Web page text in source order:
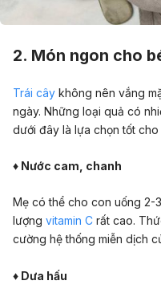
2. Món ngon cho
Trái cây không nên vắng
ngày. Những loại quả có
dưới đây là lựa chọn tốt
♦ Nước cam, chanh
Mẹ có thể cho con uống 2-
lượng vitamin C rất cao.
cường hệ thống miễn dịch
♦ Dưa hấu